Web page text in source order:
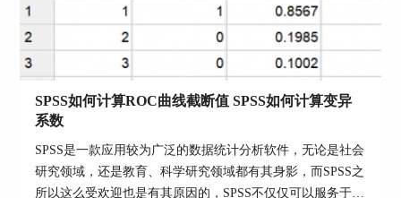
独立样本通常用于两组或者两类样本的比较。
SPSS如何计算ROC曲线截断值 SPSS如何计算变异
系数
SPSS是一款应用较为广泛的数据统计分析软件，无论是社会
研究领域，还是教育、科学研究领域都有其身影，而SPSS之
所以这么受欢迎也是有其原因的，SPSS不仅仅可以服务于统